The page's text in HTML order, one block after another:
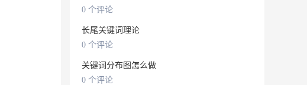
0 个评论
长尾关键词理论
0 个评论
关键词分布图怎么做
0 个评论